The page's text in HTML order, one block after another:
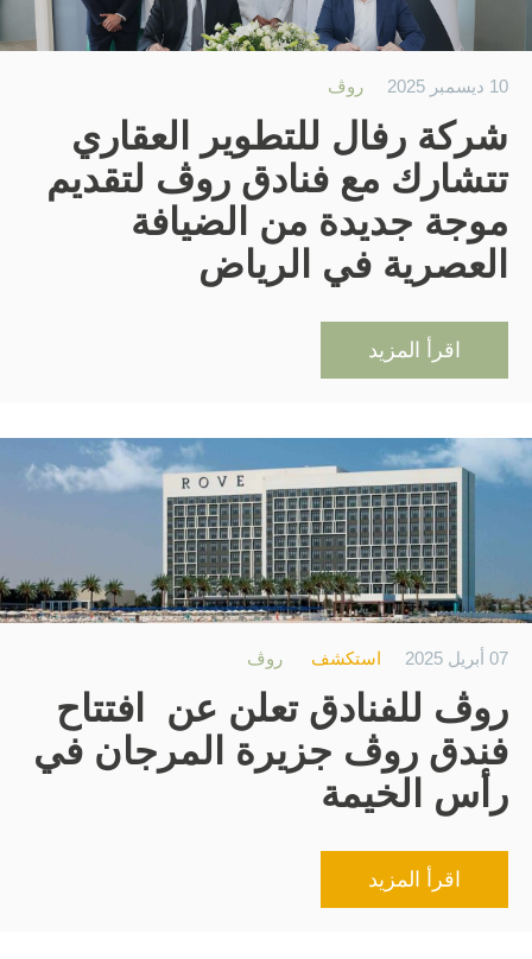
العروض الشهرية
English
Deutsch
Español
Français
Italiano
Русский
روڤ هوم
إتش كيو باي روڤ
تطوير
الوظائف
الاستدامة
جهة الاتصال
10 ديسمبر 2025 روڤ
شركة رفال للتطوير العقاري
تتشارك مع فنادق روڤ لتقديم
موجة جديدة من الضيافة
العصرية في الرياض
اقرأ المزيد
07 أبريل 2025 استكشف روڤ
روڤ للفنادق تعلن عن افتتاح
فندق روڤ جزيرة المرجان في
رأس الخيمة
اقرأ المزيد